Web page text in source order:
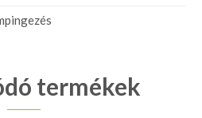
termékek